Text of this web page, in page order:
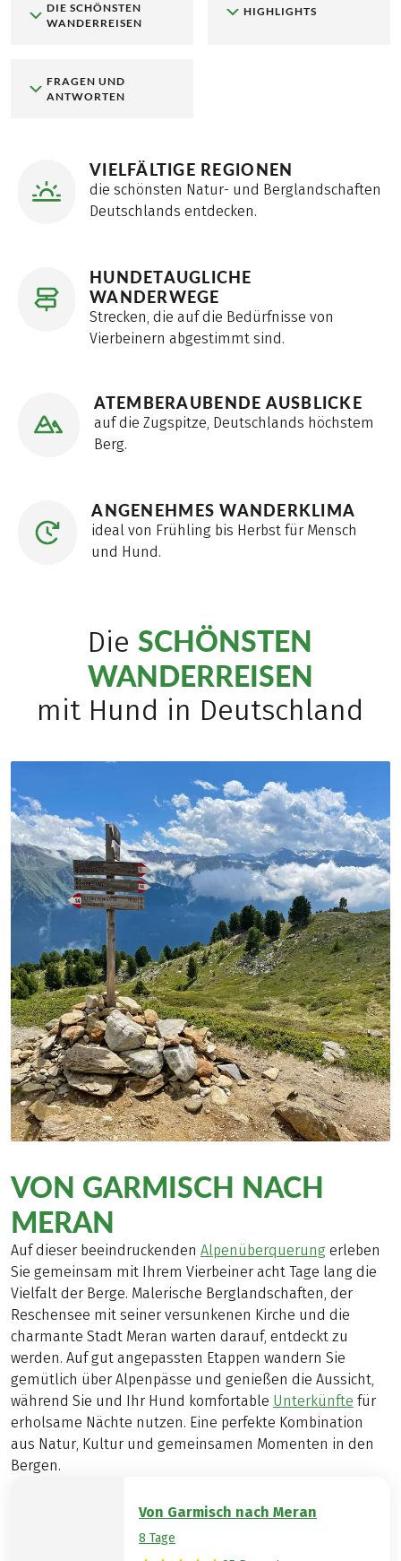
DIE SCHÖNSTEN
WANDERREISEN
HIGHLIGHTS
FRAGEN UND
ANTWORTEN
VIELFÄLTIGE REGIONEN
die schönsten Natur- und Berglandschaften
Deutschlands entdecken.
HUNDETAUGLICHE
WANDERWEGE
Strecken, die auf die Bedürfnisse von
Vierbeinern abgestimmt sind.
ATEMBERAUBENDE AUSBLICKE
auf die Zugspitze, Deutschlands höchstem
Berg.
ANGENEHMES WANDERKLIMA
ideal von Frühling bis Herbst für Mensch
und Hund.
DieSCHÖNSTEN
WANDERREISEN
mit Hund in Deutschland
VON GARMISCH NACH
MERAN
Auf dieser beeindruckenden Alpenüberquerung erleben
Sie gemeinsam mit Ihrem Vierbeiner acht Tage lang die
Vielfalt der Berge. Malerische Berglandschaften, der
Reschensee mit seiner versunkenen Kirche und die
charmante Stadt Meran warten darauf, entdeckt zu
werden. Auf gut angepassten Etappen wandern Sie
gemütlich über Alpenpässe und genießen die Aussicht,
während Sie und Ihr Hund komfortable Unterkünfte für
erholsame Nächte nutzen. Eine perfekte Kombination
aus Natur, Kultur und gemeinsamen Momenten in den
Bergen.
Von Garmisch nach Meran
8 Tage